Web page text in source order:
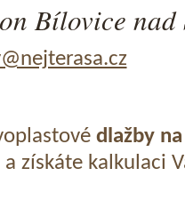
Bílovice
dlažby
získáte kalkulaci